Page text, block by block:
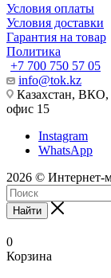
Условия оплаты
Условия доставки
Гарантия на товар
Политика
+7 700 750 57 05
info@tok.kz
Казахстан, ВКО,
офис 15
Instagram
WhatsApp
2026 © Интернет-
Найти
0
Корзина